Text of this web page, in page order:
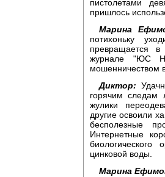
пистолетами
пришлось
Марина
потихоньку
превращается
журнале "ЮС
мошенничеством
Диктор:
горячим следам
жулики
другие освоили
бесполезные
Интернетные
цинковой воды.
Марина